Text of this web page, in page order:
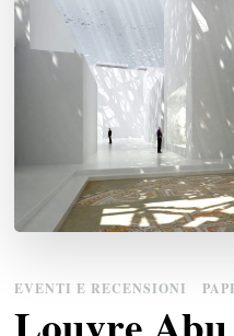
EVENTI E RECENSIONI